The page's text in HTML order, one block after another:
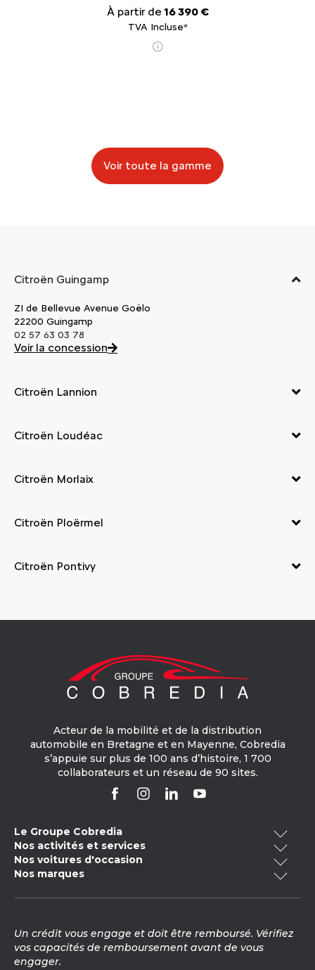
À partir de 16 390 €
TVA Incluse*
Voir toute la gamme
Citroën Guingamp
ZI de Bellevue Avenue Goëlo
22200 Guingamp
02 57 63 03 78
Voir la concession
Citroën Lannion
Citroën Loudéac
Citroën Morlaix
Citroën Ploërmel
Citroën Pontivy
Acteur de la mobilité et de la distribution
automobile en Bretagne et en Mayenne, Cobredia
s’appuie sur plus de 100 ans d’histoire, 1 700
collaborateurs et un réseau de 90 sites.
Le Groupe Cobredia
Qui sommes-nous ?
Nos engagements RSE
Nos activités et services
Cobredia Finance
Contrôle technique
Vente peinture véhicule
Nos voitures d'occasion
Voitures occasion Bretagne
Voitures occasion électrique
Voitures occasion hybride
Voitures occasion Pays de la Loire
Nos marques
Volkswagen
Toyota
Opel
Audi
Un crédit vous engage et doit être remboursé. Vérifiez
vos capacités de remboursement avant de vous
engager.